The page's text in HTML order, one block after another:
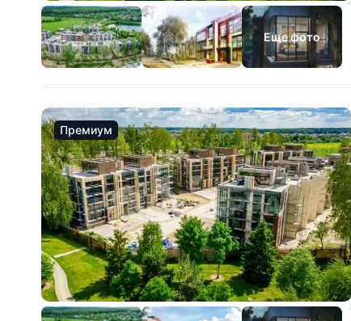
Еще фото
Премиум